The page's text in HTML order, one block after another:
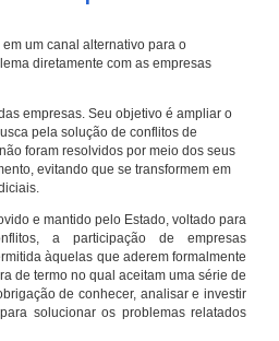
um canal alternativo para o
diretamente com as empresas
empresas. Seu objetivo é ampliar o
pela solução de conflitos de
foram resolvidos por meio dos seus
evitando que se transformem em
e mantido pelo Estado, voltado para
a participação de empresas
àquelas que aderem formalmente
de termo no qual aceitam uma série de
de conhecer, analisar e investir
solucionar os problemas relatados